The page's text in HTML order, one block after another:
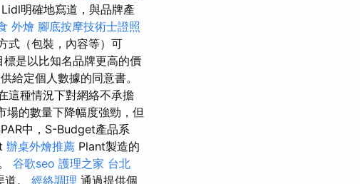
明確地寫道，與品牌產
外燴 腳底按摩技術士證照
式（包裝，內容等）可
是以比知名品牌更高的價
給定個人數據的同意書。
這種情況下對網絡不承擔
場的數量下降幅度強勁，但
中，S-Budget產品系
辦桌外燴推薦 Plant製造的
谷歌seo 護理之家 台北
。 經絡調理 通過提供個